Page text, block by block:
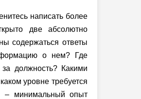
написать более
две абсолютно
содержаться ответы
о нем? Где
должность? Какими
уровне требуется
– минимальный опыт